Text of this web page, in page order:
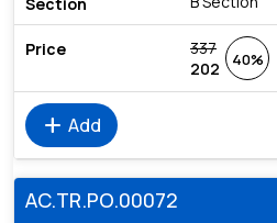
337
202
40%
add Add
AC.TR.PO.00072